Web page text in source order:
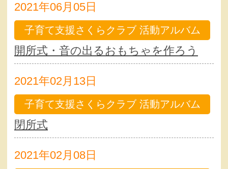
2021年06月05日
子育て支援さくらクラブ 活動アルバム
開所式・音の出るおもちゃを作ろう
2021年02月13日
子育て支援さくらクラブ 活動アルバム
閉所式
2021年02月08日